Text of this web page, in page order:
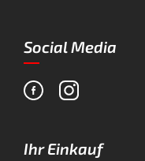
Social Media
Ihr Einkauf